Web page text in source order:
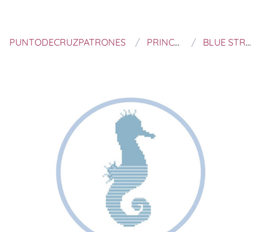
PUNTODECRUZPATRONES PRINCESSE NATURE BLUE STRIPED SEA HORSE